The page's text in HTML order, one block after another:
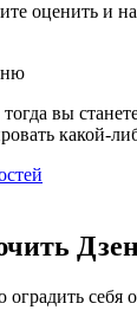
оценить и
вы
какой-